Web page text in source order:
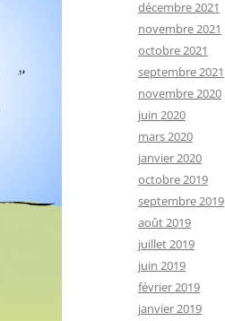
décembre 2021
novembre 2021
octobre 2021
septembre 2021
novembre 2020
juin 2020
mars 2020
janvier 2020
octobre 2019
septembre 2019
août 2019
juillet 2019
juin 2019
février 2019
janvier 2019